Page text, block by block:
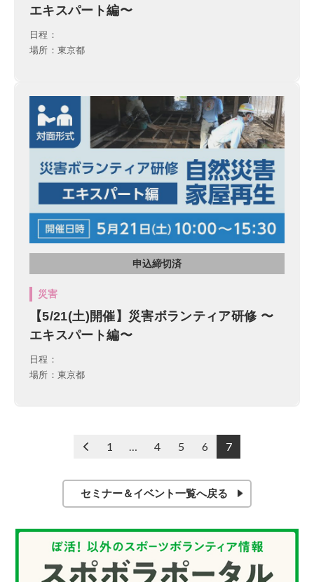
エキスパート編〜
日程：
場所：東京都
申込締切済
災害
【5/21(土)開催】災害ボランティア研修 〜
エキスパート編〜
日程：
場所：東京都
< 1 … 4 5 6 7
セミナー＆イベント一覧へ戻る